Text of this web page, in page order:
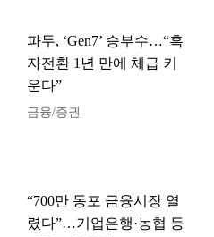
파두, ‘Gen7’ 승부수…“흑
자전환 1년 만에 체급 키
운다”
금융/증권
“700만 동포 금융시장 열
렸다”…기업은행·농협 등